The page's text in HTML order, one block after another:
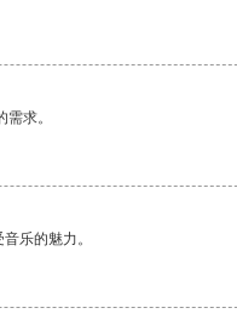
求。
乐的魅力。